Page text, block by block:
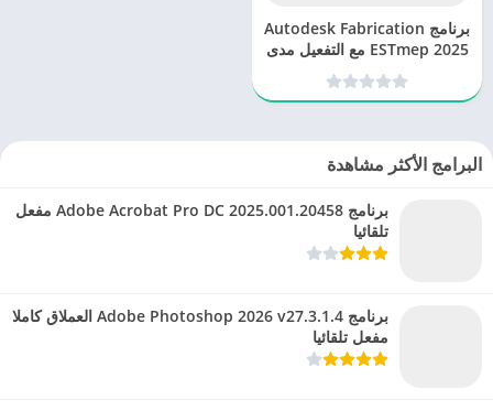
برنامج Autodesk Fabrication
ESTmep 2025 مع التفعيل مدى
الحياة
البرامج الأكثر مشاهدة
برنامج Adobe Acrobat Pro DC 2025.001.20458 مفعل
تلقائيا
برنامج Adobe Photoshop 2026 v27.3.1.4 العملاق كاملا
مفعل تلقائيا